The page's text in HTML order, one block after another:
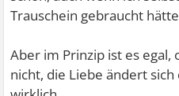
Trauschein gebraucht
Aber im Prinzip ist es
nicht, die Liebe ändert